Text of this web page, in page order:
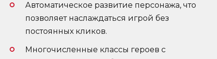
Автоматическое развитие персонажа, что
позволяет наслаждаться игрой без
постоянных кликов.
Многочисленные классы героев с